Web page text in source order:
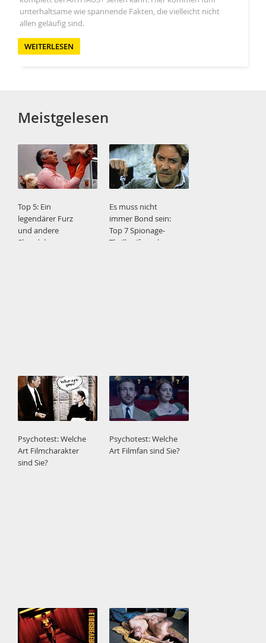
unterhaltsame wie spannende Fakten, die vielleicht nicht
allen geläufig sind.
WEITERLESEN
Meistgelesen
Top 5: Ein
legendärer Furz
und andere
Skandale
Es muss nicht
immer Bond sein:
Top 7 Spionage-
Thriller (fast ohne
Psychotest: Welche
Art Filmcharakter
sind Sie?
Psychotest: Welche
Art Filmfan sind Sie?